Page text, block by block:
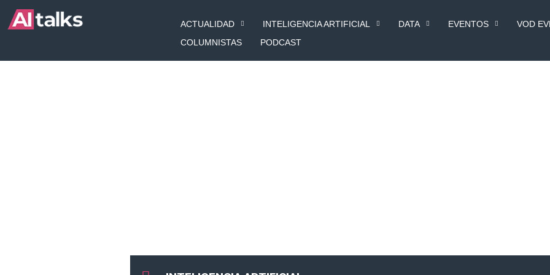
ACTUALIDAD INTELIGENCIA ARTIFICIAL DATA EVENTOS VOD
COLUMNISTAS
PODCAST